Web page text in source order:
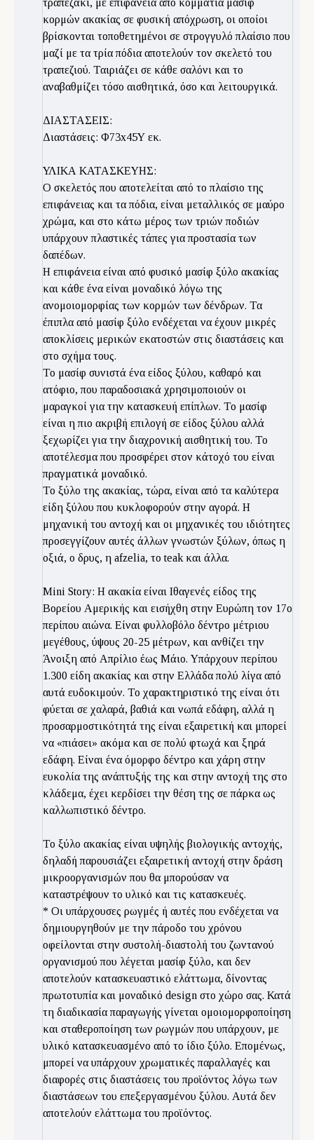
τραπεζάκι, με επιφάνεια από κομμάτια μασίφ
κορμών ακακίας σε φυσική απόχρωση, οι οποίοι
βρίσκονται τοποθετημένοι σε στρογγυλό πλαίσιο που
μαζί με τα τρία πόδια αποτελούν τον σκελετό του
τραπεζιού. Ταιριάζει σε κάθε σαλόνι και το
αναβαθμίζει τόσο αισθητικά, όσο και λειτουργικά.
ΔΙΑΣΤΑΣΕΙΣ:
Διαστάσεις: Φ73x45Υ εκ.
ΥΛΙΚΑ ΚΑΤΑΣΚΕΥΗΣ:
Ο σκελετός που αποτελείται από το πλαίσιο της
επιφάνειας και τα πόδια, είναι μεταλλικός σε μαύρο
χρώμα, και στο κάτω μέρος των τριών ποδιών
υπάρχουν πλαστικές τάπες για προστασία των
δαπέδων.
Η επιφάνεια είναι από φυσικό μασίφ ξύλο ακακίας
και κάθε ένα είναι μοναδικό λόγω της
ανομοιομορφίας των κορμών των δένδρων. Τα
έπιπλα από μασίφ ξύλο ενδέχεται να έχουν μικρές
αποκλίσεις μερικών εκατοστών στις διαστάσεις και
στο σχήμα τους.
Το μασίφ συνιστά ένα είδος ξύλου, καθαρό και
ατόφιο, που παραδοσιακά χρησιμοποιούν οι
μαραγκοί για την κατασκευή επίπλων. Το μασίφ
είναι η πιο ακριβή επιλογή σε είδος ξύλου αλλά
ξεχωρίζει για την διαχρονική αισθητική του. Το
αποτέλεσμα που προσφέρει στον κάτοχό του είναι
πραγματικά μοναδικό.
Το ξύλο της ακακίας, τώρα, είναι από τα καλύτερα
είδη ξύλου που κυκλοφορούν στην αγορά. Η
μηχανική του αντοχή και οι μηχανικές του ιδιότητες
προσεγγίζουν αυτές άλλων γνωστών ξύλων, όπως η
οξιά, ο δρυς, η afzelia, το teak και άλλα.
Mini Story: Η ακακία είναι Ιθαγενές είδος της
Βορείου Αμερικής και εισήχθη στην Ευρώπη τον 17ο
περίπου αιώνα. Είναι φυλλοβόλο δέντρο μέτριου
μεγέθους, ύψους 20-25 μέτρων, και ανθίζει την
Άνοιξη από Απρίλιο έως Μάιο. Υπάρχουν περίπου
1.300 είδη ακακίας και στην Ελλάδα πολύ λίγα από
αυτά ευδοκιμούν. Το χαρακτηριστικό της είναι ότι
φύεται σε χαλαρά, βαθιά και νωπά εδάφη, αλλά η
προσαρμοστικότητά της είναι εξαιρετική και μπορεί
να «πιάσει» ακόμα και σε πολύ φτωχά και ξηρά
εδάφη. Είναι ένα όμορφο δέντρο και χάρη στην
ευκολία της ανάπτυξής της και στην αντοχή της στο
κλάδεμα, έχει κερδίσει την θέση της σε πάρκα ως
καλλωπιστικό δέντρο.
Το ξύλο ακακίας είναι υψηλής βιολογικής αντοχής,
δηλαδή παρουσιάζει εξαιρετική αντοχή στην δράση
μικροοργανισμών που θα μπορούσαν να
καταστρέψουν το υλικό και τις κατασκευές.
* Οι υπάρχουσες ρωγμές ή αυτές που ενδέχεται να
δημιουργηθούν με την πάροδο του χρόνου
οφείλονται στην συστολή-διαστολή του ζωντανού
οργανισμού που λέγεται μασίφ ξύλο, και δεν
αποτελούν κατασκευαστικό ελάττωμα, δίνοντας
πρωτοτυπία και μοναδικό design στο χώρο σας. Κατά
τη διαδικασία παραγωγής γίνεται ομοιομορφοποίηση
και σταθεροποίηση των ρωγμών που υπάρχουν, με
υλικό κατασκευασμένο από το ίδιο ξύλο. Επομένως,
μπορεί να υπάρχουν χρωματικές παραλλαγές και
διαφορές στις διαστάσεις του προϊόντος λόγω των
διαστάσεων του επεξεργασμένου ξύλου. Αυτά δεν
αποτελούν ελάττωμα του προϊόντος.